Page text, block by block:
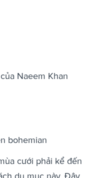
Naeem Khan
bohemian
cưới phải kể đến
du mục này. Đây